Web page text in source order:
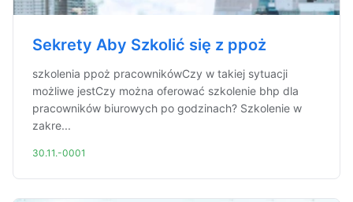
Sekrety Aby Szkolić się z ppoż
szkolenia ppoż pracownikówCzy w takiej sytuacji
możliwe jestCzy można oferować szkolenie bhp dla
pracowników biurowych po godzinach? Szkolenie w
zakre...
30.11.-0001